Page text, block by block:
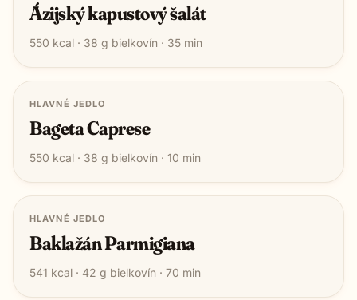
Ázijský kapustový šalát
550 kcal · 38 g bielkovín · 35 min
HLAVNÉ JEDLO
Bageta Caprese
550 kcal · 38 g bielkovín · 10 min
HLAVNÉ JEDLO
Baklažán Parmigiana
541 kcal · 42 g bielkovín · 70 min